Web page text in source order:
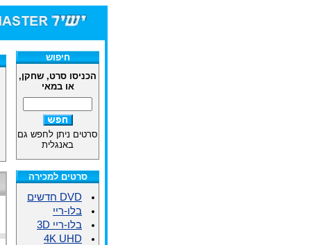
חיפוש
הכניסו סרט, שחקן,
או במאי
סרטים ניתן לחפש גם
באנגלית
סרטים למכירה
DVD חדשים
בלו-ריי
בלו-ריי 3D
4K UHD